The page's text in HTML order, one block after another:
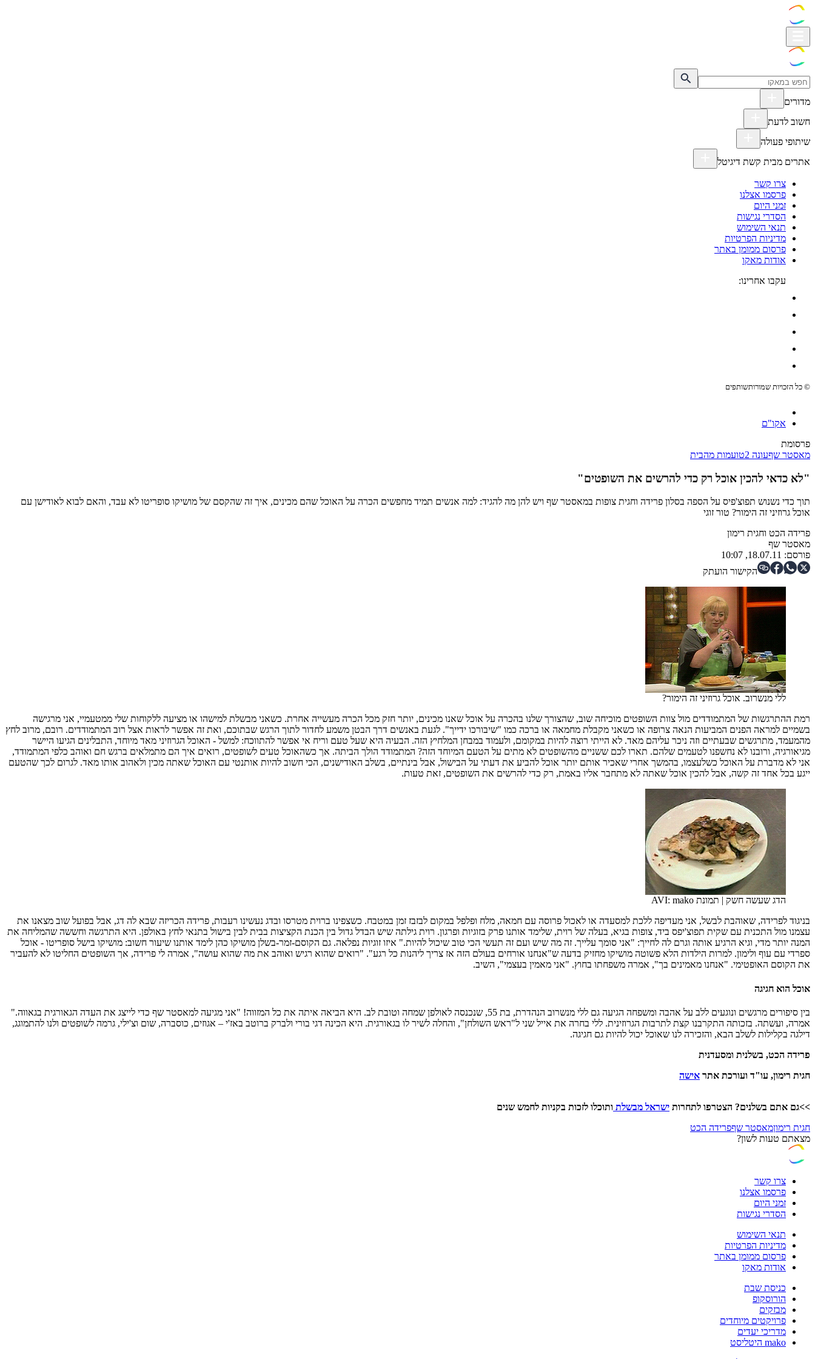
מדורים
חשוב לדעת
שיתופי פעולה
אתרים מבית קשת דיגיטל
צרו קשר
פרסמו אצלנו
זמני היום
הסדרי נגישות
תנאי השימוש
מדיניות הפרטיות
פרסום ממומן באתר
אודות מאקו
עקבו אחרינו:
© כל הזכויות שמורותשותפים
אקו"ם
פרסומת
מאסטר שףעונה 2 טועמות מהבית
"לא כדאי להכין אוכל רק כדי להרשים את השופטים"
תוך כדי נשנוש תפוצ'פיס על הספה בסלון פרידה וחגית צופות במאסטר שף ויש להן מה להגיד: למה אנשים תמיד מחפשים הכרה על האוכל שהם מכינים, איך זה שהקסם של מושיקו סופריטו לא עבד, והאם לבוא לאודישן עם
אוכל גרוזיני זה הימור? טור זוגי
פרידה הכט וחגית רימון
מאסטר שף
פורסם: 18.07.11, 10:07
הקישור הועתק
ללי מנשרוב. אוכל גרוזיני זה הימור?
רמת ההתרגשות של המתמודדים מול צוות השופטים מוכיחה שוב, שהצורך שלנו בהכרה על אוכל שאנו מכינים, יותר חזק מכל הכרה מעשייה אחרת. כשאני מבשלת למישהו או מציעה ללקוחות שלי ממטעמיי, אני מרגישה
בשמיים למראה הפנים המביעות הנאה צרופה או כשאני מקבלת מחמאה או ברכה כמו "שיבורכו ידייך". לגעת באנשים דרך הבטן משמע לחדור לתוך הרגש שבתוכם, ואת זה אפשר לראות אצל רוב המתמודדים. רובם, מרוב לחץ
מהמעמד, מתרגשים שבעתיים וזה ניכר עליהם מאד. לא הייתי רוצה להיות במקומם, ולעמוד במבחן המלחיץ הזה. הבעיה היא שעל טעם וריח אי אפשר להתווכח: למשל - האוכל הגרוזיני מאד מיוחד, התבלינים הגיעו היישר
מגיאורגיה, ורובנו לא נחשפנו לטעמים שלהם. תארו לכם ששניים מהשופטים לא מתים על הטעם המיוחד הזה? המתמודד הולך הביתה. אך כשהאוכל טעים לשופטים, רואים איך הם מתמלאים ברגש חם ואוהב כלפי המתמודד,
אני לא מדברת על האוכל כשלעצמו, בהמשך אחרי שאכיר אותם יותר אוכל להביע את דעתי על הבישול, אבל בינתיים, בשלב האודישנים, הכי חשוב להיות אותנטי עם האוכל שאתה מכין ולאהוב אותו מאד. לגרום לכך שהטעם
ייגע בכל אחד זה קשה, אבל להכין אוכל שאתה לא מתחבר אליו באמת, רק כדי להרשים את השופטים, זאת טעות.
הדג שעשה חשק | תמונת AVI: mako
בניגוד לפרידה, שאוהבת לבשל, אני מעדיפה ללכת למסעדה או לאכול פרוסה עם חמאה, מלח ופלפל במקום לבזבז זמן במטבח. כשצפינו ברוית מטרסו ובדג נעשינו רעבות, פרידה הכריזה שבא לה דג, אבל בפועל שוב מצאנו את
עצמנו מול התכנית עם שקית תפוצ'יפס ביד, צופות בגיא, בעלה של רוית, שלימד אותנו פרק בזוגיות ופרגון. רוית גילתה שיש הבדל גדול בין הכנת הקציצות בבית לבין בישול בתנאי לחץ באולפן. היא התרגשה וחששה שהמליחה את
המנה יותר מדי, וגיא הרגיע אותה וגרם לה לחייך: "אני סומך עלייך. זה מה שיש ועם זה תעשי הכי טוב שיכול להיות." איזו זוגיות נפלאה. גם הקוסם-זמר-בשלן מושיקו כהן לימד אותנו שיעור חשוב: מושיקו בישל סופריטו - אוכל
ספרדי עם עוף ולימון. למרות הילדות הלא פשוטה מושיקו מחזיק בדעה ש"אנחנו אורחים בעולם הזה אז צריך ליהנות כל רגע". "רואים שהוא רגיש ואוהב את מה שהוא עושה", אמרה לי פרידה, אך השופטים החליטו לא להעביר
את הקוסם האופטימי. "אנחנו מאמינים בך", אמרה משפחתו בחוץ. "אני מאמין בעצמי", השיב.
אוכל הוא חגיגה
בין סיפורים מרגשים ונוגעים ללב על אהבה ומשפחה הגיעה גם ללי מנשרוב הנהדרת, בת 55, שנכנסה לאולפן שמחה וטובת לב. היא הביאה איתה את כל המזווה! "אני מגיעה למאסטר שף כדי לייצג את העדה הגאורגית בגאווה."
אמרה, ועשתה. בזכותה התקרבנו קצת לתרבות הגרוזינית. ללי בחרה את אייל שני ל"ראש השולחן", והחלה לשיר לו בגאורגית. היא הכינה דגי בורי ולברק ברוטב באז'י – אגוזים, כוסברה, שום וצ'ילי, גרמה לשופטים ולנו להתמוגג,
דילגה בקלילות לשלב הבא, והזכירה לנו שאוכל יכול להיות גם חגיגה.
פרידה הכט, בשלנית ומסעדנית
חגית רימון, עו"ד ועורכת אתר אישה
>>גם אתם בשלנים? הצטרפו לתחרות ישראל מבשלת ותוכלו לזכות בקניות לחמש שנים
חגית רימוןמאסטר שףפרידה הכט
מצאתם טעות לשון?
צרו קשר
פרסמו אצלנו
זמני היום
הסדרי נגישות
תנאי השימוש
מדיניות הפרטיות
פרסום ממומן באתר
אודות מאקו
כניסת שבת
הורוסקופ
מבזקים
פרויקטים מיוחדים
מדריכי יעדים
mako היטליסט